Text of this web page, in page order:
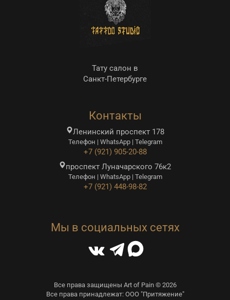
Тату салон в
Санкт-Петербурге
Контакты
Ленинский проспект 178
Телефон | WhatsApp | Telegram
+7 (921) 905-20-88
проспект Луначарского 76к2
Телефон | WhatsApp | Telegram
+7 (921) 448-98-82
Мы в социальных сетях
Все права защищены Art of Pain © 2026
Все права принадлежат: ООО "Притяжение"